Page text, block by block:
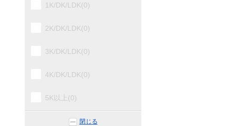
1K/DK/LDK(0)
2K/DK/LDK(0)
3K/DK/LDK(0)
4K/DK/LDK(0)
5K以上(0)
閉じる